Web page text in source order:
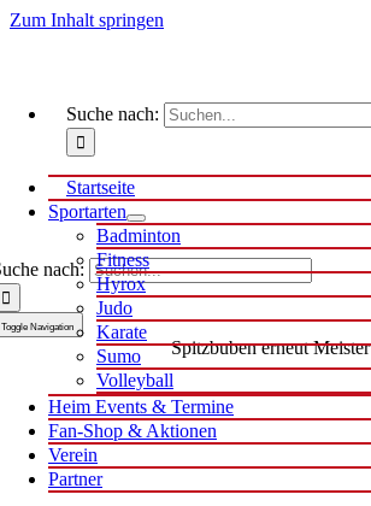
Zum Inhalt springen
nach:
Toggle Navigation
Startseite
Sportarten
Badminton
Fitness
Hyrox
Judo
Karate
Sumo
Volleyball
Heim Events & Termine
Fan-Shop & Aktionen
Verein
Partner
Suche nach:
Spitzbuben erneut Meister